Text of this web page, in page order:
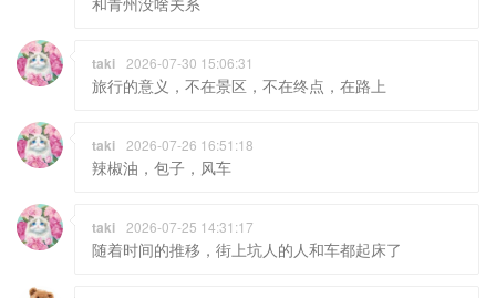
taki 2026-07-30 15:06:31
旅行的意义，不在景区，不在终点，在路上
taki 2026-07-26 16:51:18
辣椒油，包子，风车
taki 2026-07-25 14:31:17
随着时间的推移，街上坑人的人和车都起床了